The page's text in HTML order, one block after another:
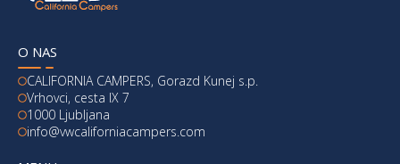
O NAS
CALIFORNIA CAMPERS, Gorazd Kunej s.p.
Vrhovci, cesta IX 7
1000 Ljubljana
info@vwcaliforniacampers.com